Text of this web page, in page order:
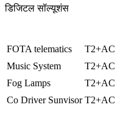
डिजिटल सॉल्यूशंस
FOTA telematics
T2+AC
Music System
T2+AC
Fog Lamps
T2+AC
Co Driver Sunvisor T2+AC